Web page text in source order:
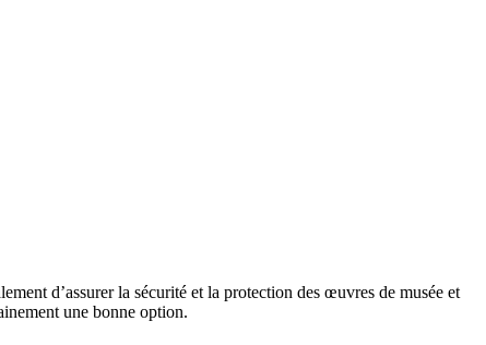
d’assurer la sécurité et la protection des œuvres de musée et
une bonne option.